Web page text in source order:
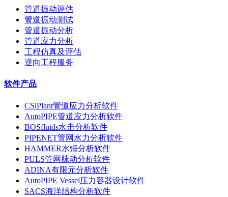
管道振动评估
管道振动测试
管道振动分析
管道应力分析
工程仿真及评估
逆向工程服务
软件产品
CSiPlant管道应力分析软件
AutoPIPE管道应力分析软件
BOSfluids水击分析软件
PIPENET管网水力分析软件
HAMMER水锤分析软件
PULS管网脉动分析软件
ADINA有限元分析软件
AutoPIPE Vessel压力容器设计软件
SACS海洋结构分析软件